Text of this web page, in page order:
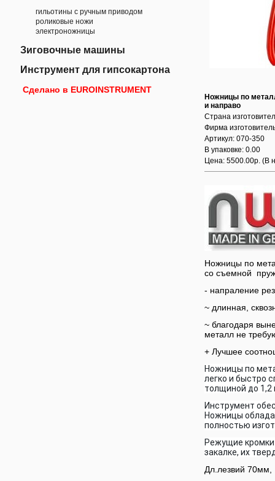
гильотины с ручным приводом
роликовые ножи
электроножницы
Зиговочные машины
Инструмент для гипсокартона
Сделано в EUROINSTRUMENT
Ножницы по
и направо
Страна
Фирма
Артикул: 070-350
В упаковке: 0.00
Цена: 5500.00р. (В
Ножницы по
со съемной
- напраление
~ длинная,
~ благодаря
металл не
+ Лучшее
Ножницы по
легко и быстро
толщиной до 1,2
Инструмент
Ножницы
полностью
Режущие
закалке, их
Дл.лезвий 70мм,